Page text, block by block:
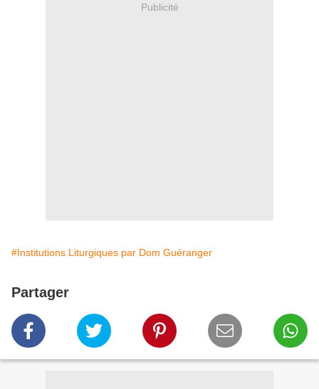
Publicité
#Institutions Liturgiques par Dom Guéranger
Partager